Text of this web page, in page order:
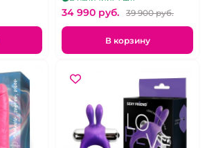
приложение.
34 990 pуб. 39 900 pуб.
В корзину